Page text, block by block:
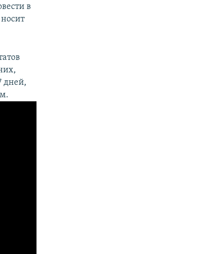
в
дней,